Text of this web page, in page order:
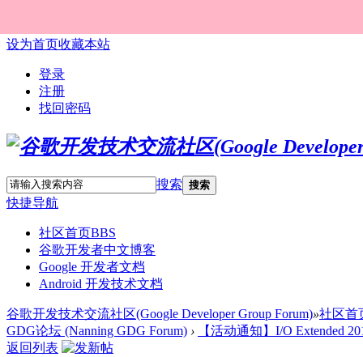
设为首页收藏本站
登录
注册
找回密码
搜索 搜索
快捷导航
社区首页BBS
谷歌开发者中文博客
Google 开发者文档
Android 开发技术文档
谷歌开发技术交流社区(Google Developer Group Forum)»社区首
GDG论坛 (Nanning GDG Forum) ›
【活动通知】I/O Extended
返回列表